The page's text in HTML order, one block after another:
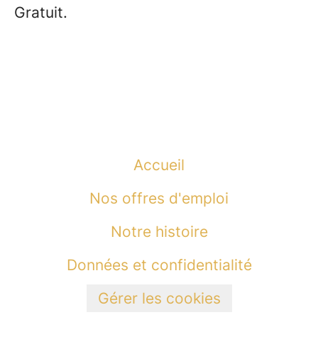
Gratuit.
Accueil
Nos offres d'emploi
Notre histoire
Données et confidentialité
Gérer les cookies